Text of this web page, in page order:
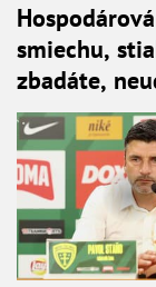
smiechu,
zbadáte,